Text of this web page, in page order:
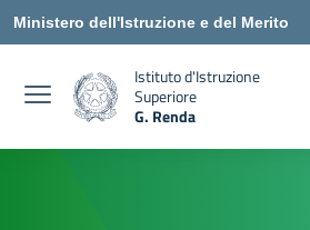
Vai ai contenuti
Vai al menu di navigazione
Vai al footer
Ministero dell'Istruzione e del Merito
Istituto d'Istruzione
Superiore
G. Renda